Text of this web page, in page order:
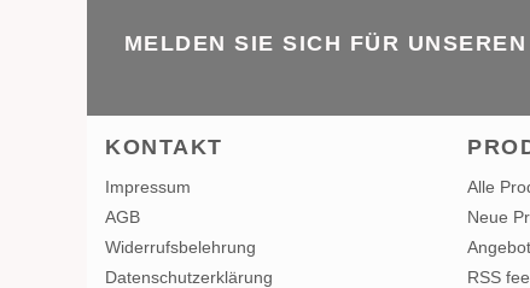
MELDEN SIE SICH FÜR
KONTAKT
Impressum
AGB
Widerrufsbelehrung
Datenschutzerklärung
Alle
Neue
RSS